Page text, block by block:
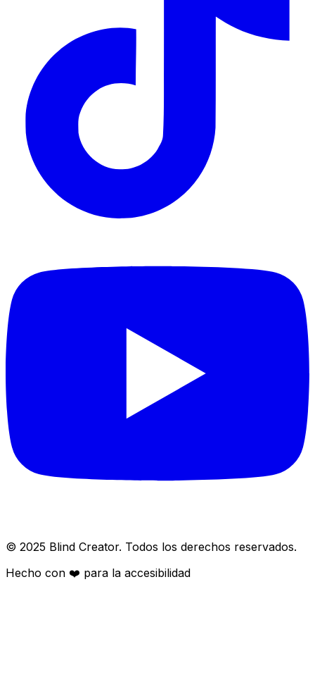
© 2025 Blind Creator. Todos los derechos reservados.
Hecho con ❤️ para la accesibilidad